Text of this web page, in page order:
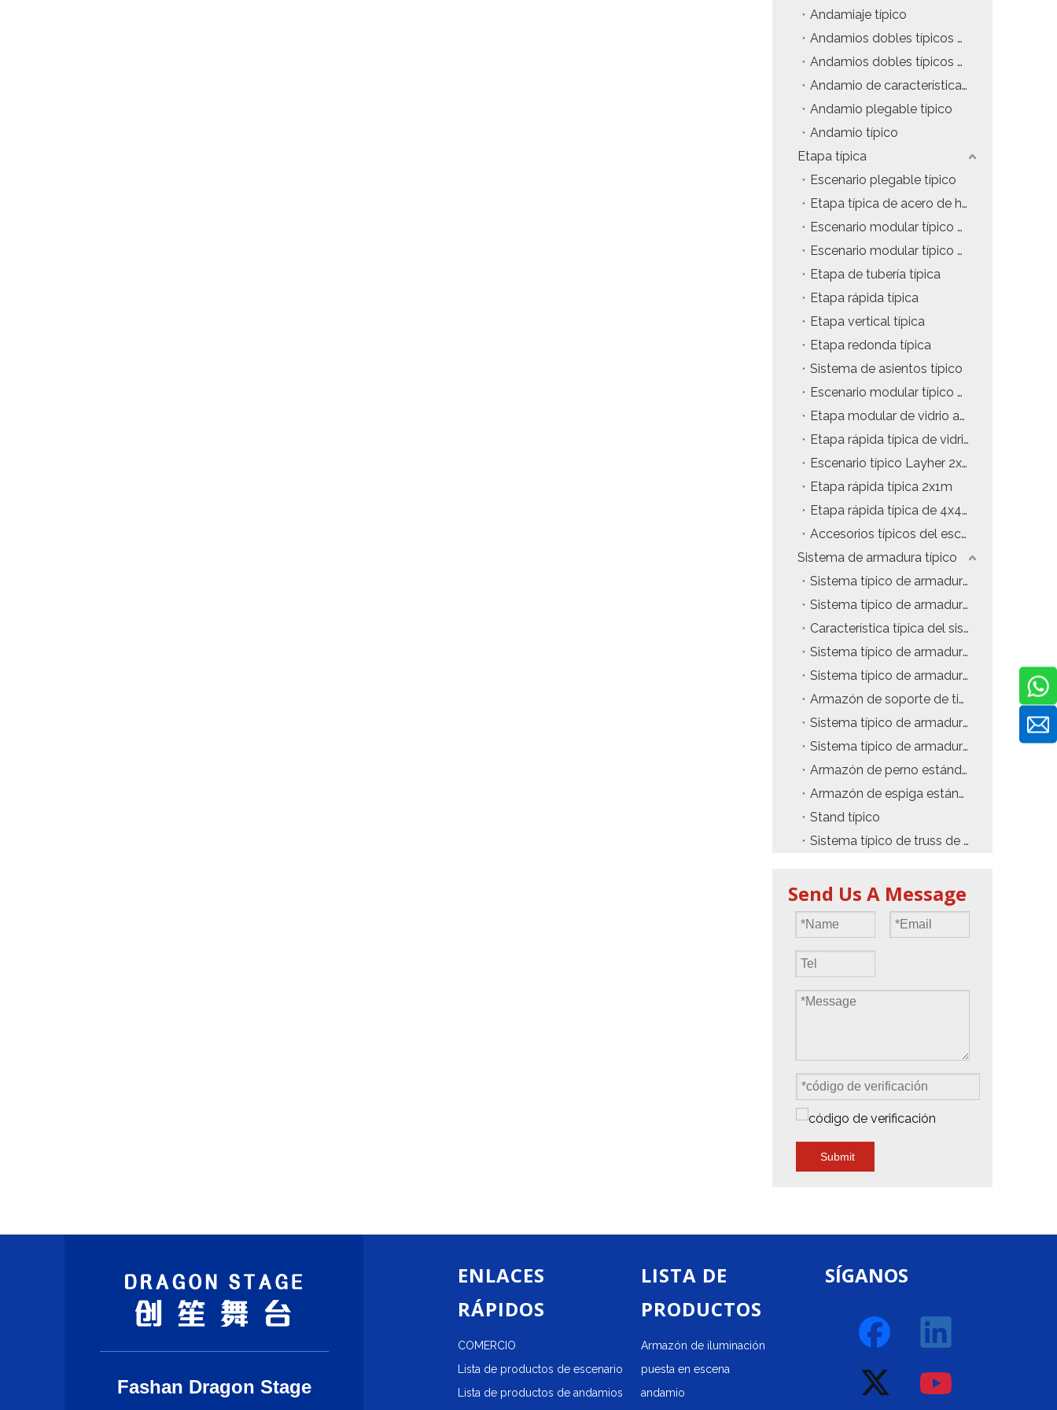
Precio del estuche de vuelo
Precio de la maquinaria de escenario
Precio del andamio de aluminio
producto tipico
Andamiaje típico
Andamios dobles típicos con escaleras colgantes
Andamios dobles típicos con escaleras de inclinación
Andamio de características típicas
Andamio plegable típico
Andamio típico
Etapa típica
Escenario plegable típico
Etapa típica de acero de hierro
Escenario modular típico de 4x4 pies
Escenario modular típico de 4x8 pies
Etapa de tubería típica
Etapa rápida típica
Etapa vertical típica
Etapa redonda típica
Sistema de asientos típico
Escenario modular típico de 2x1 m
Etapa modular de vidrio acrílico de 4x4ft
Etapa rápida típica de vidrio acrílico
Escenario típico Layher 2x1m
Etapa rápida típica 2x1m
Etapa rápida típica de 4x4 pies
Accesorios típicos del escenario
Sistema de armadura típico
Sistema típico de armadura de techo con estructura en A
Sistema típico de armadura de techo curvo
Característica típica del sistema de truss
Sistema típico de armadura de techo plano
Sistema típico de armadura Gentry
Armazón de soporte de tierra LED típico
Sistema típico de armadura sin techo
Sistema típico de armadura de torre PA
Armazón de perno estándar
Armazón de espiga estándar
Stand típico
Sistema típico de truss de Layher
Send Us A Message
Submit
Fashan Dragon Stage
ENLACES
RÁPIDOS
COMERCIO
Lista de productos de escenario
Lista de productos de andamios
LISTA DE
PRODUCTOS
Armazón de iluminación
puesta en escena
andamio
SÍGANOS